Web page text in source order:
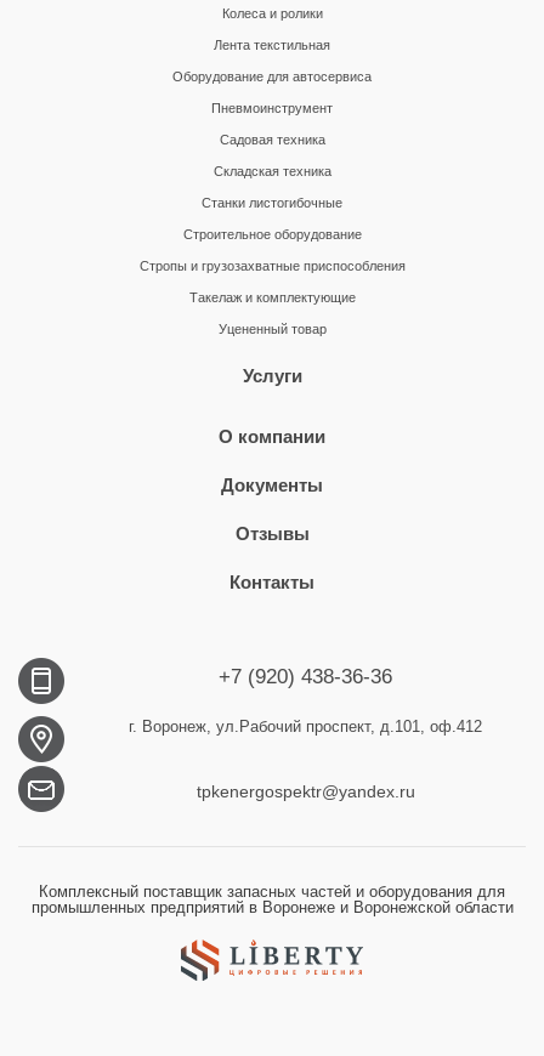
Колеса и ролики
Лента текстильная
Оборудование для автосервиса
Пневмоинструмент
Садовая техника
Складская техника
Станки листогибочные
Строительное оборудование
Стропы и грузозахватные приспособления
Такелаж и комплектующие
Уцененный товар
Услуги
О компании
Документы
Отзывы
Контакты
+7 (920) 438-36-36
г. Воронеж, ул.Рабочий проспект, д.101, оф.412
tpkenergospektr@yandex.ru
Комплексный поставщик запасных частей и оборудования для
промышленных предприятий в Воронеже и Воронежской области